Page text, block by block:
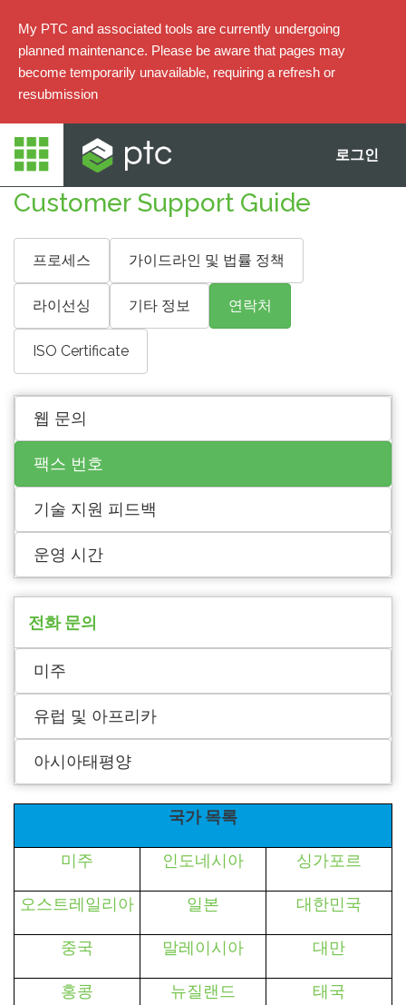
My PTC and associated tools are currently undergoing
planned maintenance. Please be aware that pages may
become temporarily unavailable, requiring a refresh or
resubmission
로그인
Customer Support Guide
프로세스 가이드라인 및 법률 정책
라이선싱 기타 정보 연락처
ISO Certificate
웹 문의
팩스 번호
기술 지원 피드백
운영 시간
전화 문의
미주
유럽 및 아프리카
아시아태평양
국가 목록
미주 인도네시아 싱가포르
오스트레일리아 일본 대한민국
중국 말레이시아 대만
홍콩 뉴질랜드 태국